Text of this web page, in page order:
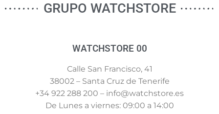
GRUPO WATCHSTORE
WATCHSTORE 00
Calle San Francisco, 41
38002 – Santa Cruz de Tenerife
+34 922 288 200 – info@watchstore.es
De Lunes a viernes: 09:00 a 14:00